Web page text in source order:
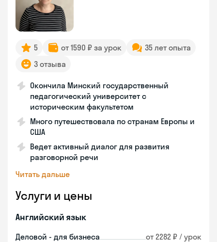
5 от 1590 ₽ за урок
35 лет опыта
3 отзыва
Окончила Минский государственный
педагогический университет с
историческим факультетом
Много путешествовала по странам Европы и
США
Ведет активный диалог для развития
разговорной речи
Читать дальше
Услуги и цены
Английский язык
Деловой - для бизнеса от 2282 ₽ / урок